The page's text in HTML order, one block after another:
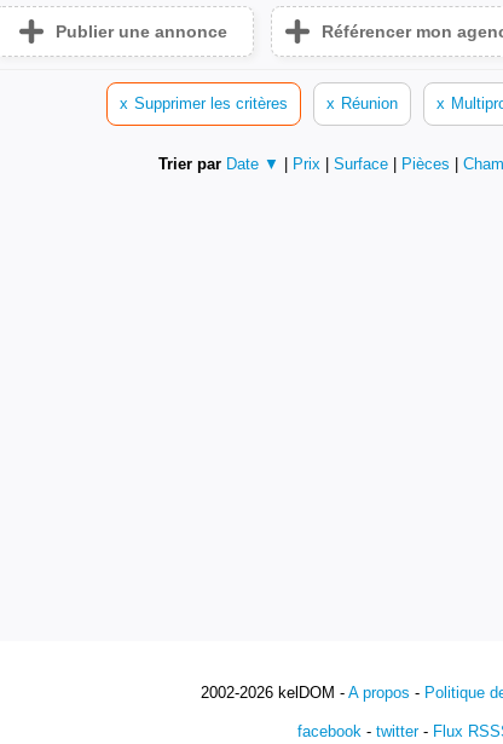
Publier une annonce Référencer mon
x Supprimer les critères x Réunion x
Trier par Date ▼ Prix Surface Pièces
2002-2026 kelDOM - A propos - Politique
facebook- twitter- Flux